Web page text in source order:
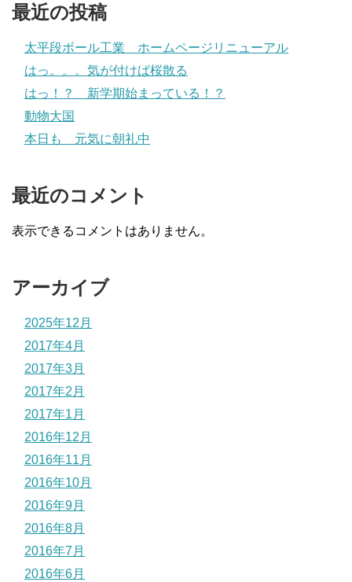
最近の投稿
太平段ボール工業 ホームページリニューアル
はっ。。。気が付けば桜散る
はっ！？ 新学期始まっている！？
動物大国
本日も 元気に朝礼中
最近のコメント
表示できるコメントはありません。
アーカイブ
2025年12月
2017年4月
2017年3月
2017年2月
2017年1月
2016年12月
2016年11月
2016年10月
2016年9月
2016年8月
2016年7月
2016年6月